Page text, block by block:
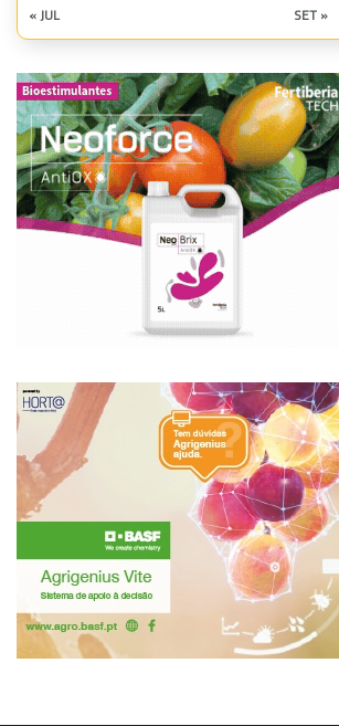
« JUL SET »